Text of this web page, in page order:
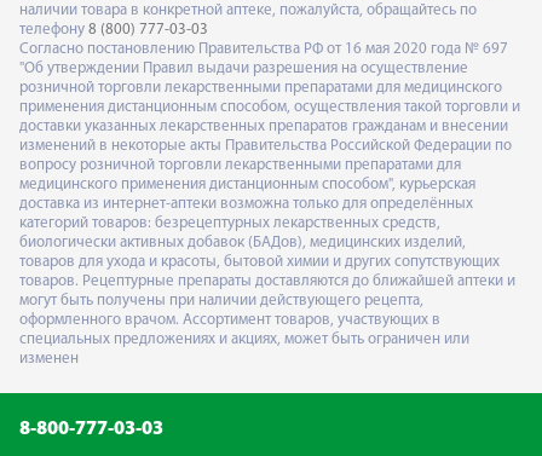
наличии товара в конкретной аптеке, пожалуйста, обращайтесь по
телефону 8 (800) 777-03-03
Согласно постановлению Правительства РФ от 16 мая 2020 года № 697
"Об утверждении Правил выдачи разрешения на осуществление
розничной торговли лекарственными препаратами для медицинского
применения дистанционным способом, осуществления такой торговли и
доставки указанных лекарственных препаратов гражданам и внесении
изменений в некоторые акты Правительства Российской Федерации по
вопросу розничной торговли лекарственными препаратами для
медицинского применения дистанционным способом", курьерская
доставка из интернет-аптеки возможна только для определённых
категорий товаров: безрецептурных лекарственных средств,
биологически активных добавок (БАДов), медицинских изделий,
товаров для ухода и красоты, бытовой химии и других сопутствующих
товаров. Рецептурные препараты доставляются до ближайшей аптеки и
могут быть получены при наличии действующего рецепта,
оформленного врачом. Ассортимент товаров, участвующих в
специальных предложениях и акциях, может быть ограничен или
изменен
8-800-777-03-03